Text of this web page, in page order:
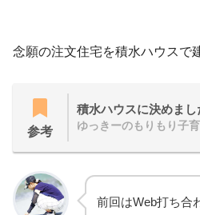
念願の注文住宅を積水ハウスで
参考
積水ハウスに決めまし
ゆっきーのもりもり子
前回はWeb打ち合